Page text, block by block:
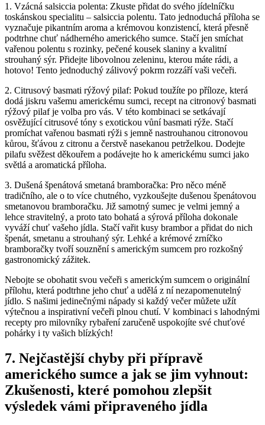
1. Vzácná salsiccia polenta: Zkuste přidat do svého jídelníčku
toskánskou specialitu – salsiccia polentu. Tato jednoduchá příloha se
vyznačuje pikantním aroma a krémovou konzistencí, která přesně
podtrhne chuť nádherného amerického sumce. Stačí jen smíchat
vařenou polentu s rozinky, pečené kousek slaniny a kvalitní
strouhaný sýr. Přidejte libovolnou zeleninu, kterou máte rádi, a
hotovo! Tento jednoduchý zálivový pokrm rozzáří vaši večeři.
2. Citrusový basmati rýžový pilaf: Pokud toužíte po příloze, která
dodá jiskru vašemu americkému sumci, recept na citronový basmati
rýžový pilaf je volba pro vás. V této kombinaci se setkávají
osvěžující citrusové tóny s exotickou vůní basmati rýže. Stačí
promíchat vařenou basmati rýži s jemně nastrouhanou citronovou
kůrou, šťávou z citronu a čerstvě nasekanou petrželkou. Dodejte
pilafu svěžest děkouřem a podávejte ho k americkému sumci jako
světlá a aromatická příloha.
3. Dušená špenátová smetaná bramboračka: Pro něco méně
tradičního, ale o to více chutného, vyzkoušejte dušenou špenátovou
smetanovou bramboračku. Již samotný sumec je velmi jemný a
lehce stravitelný, a proto tato bohatá a sýrová příloha dokonale
vyváží chuť vašeho jídla. Stačí vařit kusy brambor a přidat do nich
špenát, smetanu a strouhaný sýr. Lehké a krémové zrníčko
bramboračky tvoří souznění s americkým sumcem pro rozkošný
gastronomický zážitek.
Nebojte se obohatit svou večeři s americkým sumcem o originální
přílohu, která podtrhne jeho chuť a udělá z ní nezapomenutelný
jídlo. S našimi jedinečnými nápady si každý večer můžete užít
výtečnou a inspirativní večeři plnou chutí. V kombinaci s lahodnými
recepty pro milovníky rybaření zaručeně uspokojíte své chuťové
pohárky i ty vašich blízkých!
7. Nejčastější chyby při přípravě
amerického sumce a jak se jim vyhnout:
Zkušenosti, které pomohou zlepšit
výsledek vámi připraveného jídla